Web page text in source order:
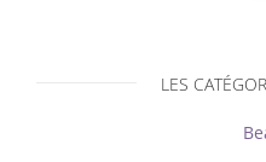
LES